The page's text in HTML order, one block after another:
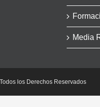
Media
los Derechos Reservados